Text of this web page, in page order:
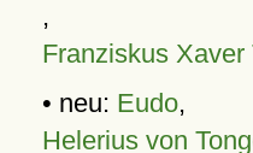
,
Franziskus
• neu: Eudo,
Helerius von